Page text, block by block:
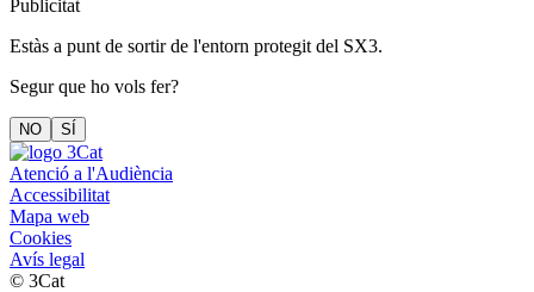
Publicitat
Estàs a punt de sortir de l'entorn protegit del SX3.
Segur que ho vols fer?
NO SÍ
Atenció a l'Audiència
Accessibilitat
Mapa web
Cookies
Avís legal
© 3Cat